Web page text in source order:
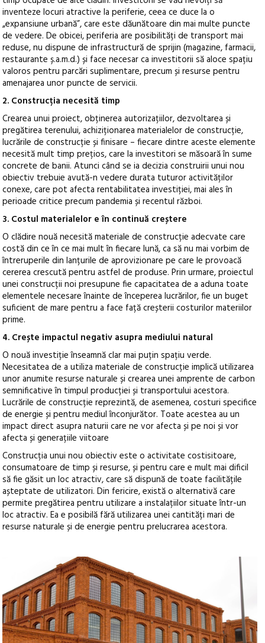
inventeze locuri atractive la periferie, ceea ce duce la o
„expansiune urbană”, care este dăunătoare din mai multe puncte
de vedere. De obicei, periferia are posibilități de transport mai
reduse, nu dispune de infrastructură de sprijin (magazine, farmacii,
restaurante ș.a.m.d.) și face necesar ca investitorii să aloce spațiu
valoros pentru parcări suplimentare, precum și resurse pentru
amenajarea unor puncte de servicii.
2. Construcția necesită timp
Crearea unui proiect, obținerea autorizațiilor, dezvoltarea și
pregătirea terenului, achiziționarea materialelor de construcție,
lucrările de construcție și finisare – fiecare dintre aceste elemente
necesită mult timp prețios, care la investitori se măsoară în sume
concrete de banii. Atunci când se ia decizia construirii unui nou
obiectiv trebuie avută-n vedere durata tuturor activităților
conexe, care pot afecta rentabilitatea investiției, mai ales în
perioade critice precum pandemia și recentul război.
3. Costul materialelor e în continuă creștere
O clădire nouă necesită materiale de construcție adecvate care
costă din ce în ce mai mult în fiecare lună, ca să nu mai vorbim de
întreruperile din lanțurile de aprovizionare pe care le provoacă
cererea crescută pentru astfel de produse. Prin urmare, proiectul
unei construcții noi presupune fie capacitatea de a aduna toate
elementele necesare înainte de începerea lucrărilor, fie un buget
suficient de mare pentru a face față creșterii costurilor materiilor
prime.
4. Crește impactul negativ asupra mediului natural
O nouă investiție înseamnă clar mai puțin spațiu verde.
Necesitatea de a utiliza materiale de construcție implică utilizarea
unor anumite resurse naturale și crearea unei amprente de carbon
semnificative în timpul producției și transportului acestora.
Lucrările de construcție reprezintă, de asemenea, costuri specifice
de energie și pentru mediul înconjurător. Toate acestea au un
impact direct asupra naturii care ne vor afecta și pe noi și vor
afecta și generațiile viitoare
Construcția unui nou obiectiv este o activitate costisitoare,
consumatoare de timp și resurse, și pentru care e mult mai dificil
să fie găsit un loc atractiv, care să dispună de toate facilitățile
așteptate de utilizatori. Din fericire, există o alternativă care
permite pregătirea pentru utilizare a instalațiilor situate într-un
loc atractiv. Ea e posibilă fără utilizarea unei cantități mari de
resurse naturale și de energie pentru prelucrarea acestora.